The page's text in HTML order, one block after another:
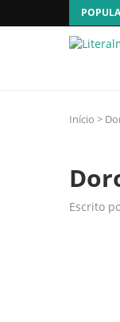
Início >
Escrito